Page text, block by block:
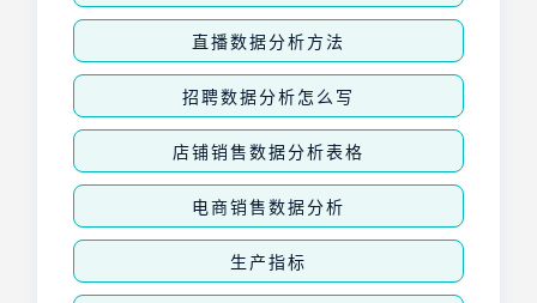
直播数据分析方法
招聘数据分析怎么写
店铺销售数据分析表格
电商销售数据分析
生产指标